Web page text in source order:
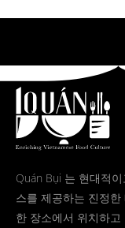
Quán Bụi 는 현대적
스를 제공하는 진정
한 장소에서 위치하고